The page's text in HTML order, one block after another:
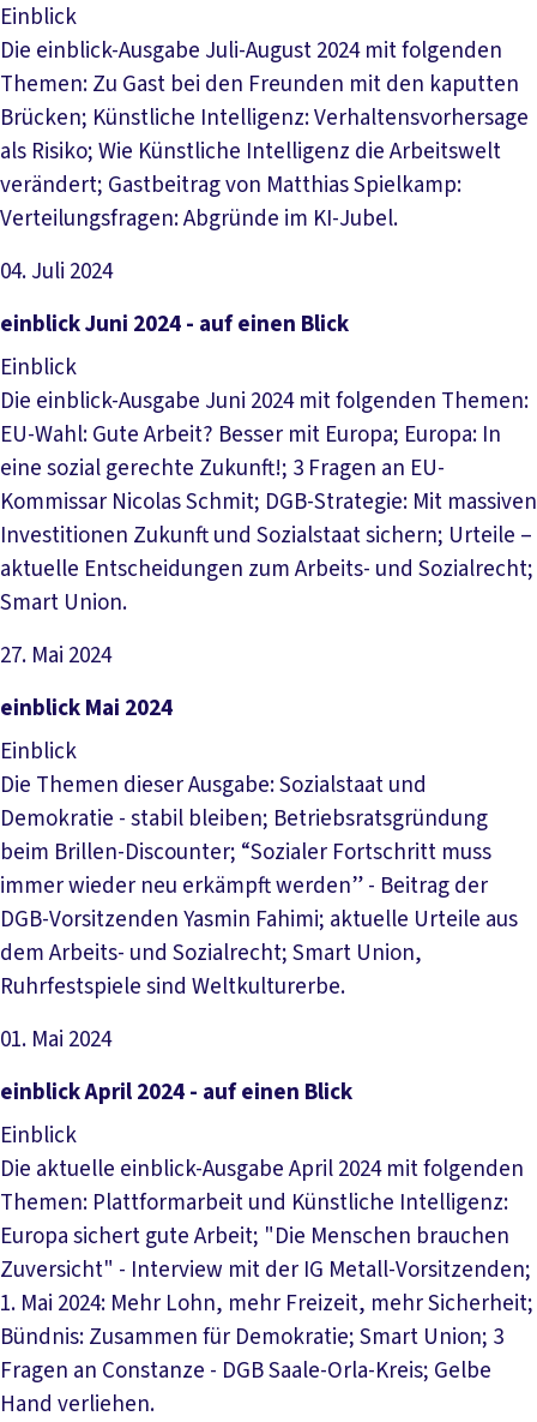
Einblick
Die einblick-Ausgabe Juli-August 2024 mit folgenden
Themen: Zu Gast bei den Freunden mit den kaputten
Brücken; Künstliche Intelligenz: Verhaltensvorhersage
als Risiko; Wie Künstliche Intelligenz die Arbeitswelt
verändert; Gastbeitrag von Matthias Spielkamp:
Verteilungsfragen: Abgründe im KI-Jubel.
04. Juli 2024
Datei herunterladen
einblick Juni 2024 - auf einen Blick
Einblick
Die einblick-Ausgabe Juni 2024 mit folgenden Themen:
EU-Wahl: Gute Arbeit? Besser mit Europa; Europa: In
eine sozial gerechte Zukunft!; 3 Fragen an EU-
Kommissar Nicolas Schmit; DGB-Strategie: Mit massiven
Investitionen Zukunft und Sozialstaat sichern; Urteile –
aktuelle Entscheidungen zum Arbeits- und Sozialrecht;
Smart Union.
27. Mai 2024
Datei herunterladen
einblick Mai 2024
Einblick
Die Themen dieser Ausgabe: Sozialstaat und
Demokratie - stabil bleiben; Betriebsratsgründung
beim Brillen-Discounter; “Sozialer Fortschritt muss
immer wieder neu erkämpft werden” - Beitrag der
DGB-Vorsitzenden Yasmin Fahimi; aktuelle Urteile aus
dem Arbeits- und Sozialrecht; Smart Union,
Ruhrfestspiele sind Weltkulturerbe.
01. Mai 2024
Datei herunterladen
einblick April 2024 - auf einen Blick
Einblick
Die aktuelle einblick-Ausgabe April 2024 mit folgenden
Themen: Plattformarbeit und Künstliche Intelligenz:
Europa sichert gute Arbeit; "Die Menschen brauchen
Zuversicht" - Interview mit der IG Metall-Vorsitzenden;
1. Mai 2024: Mehr Lohn, mehr Freizeit, mehr Sicherheit;
Bündnis: Zusammen für Demokratie; Smart Union; 3
Fragen an Constanze - DGB Saale-Orla-Kreis; Gelbe
Hand verliehen.